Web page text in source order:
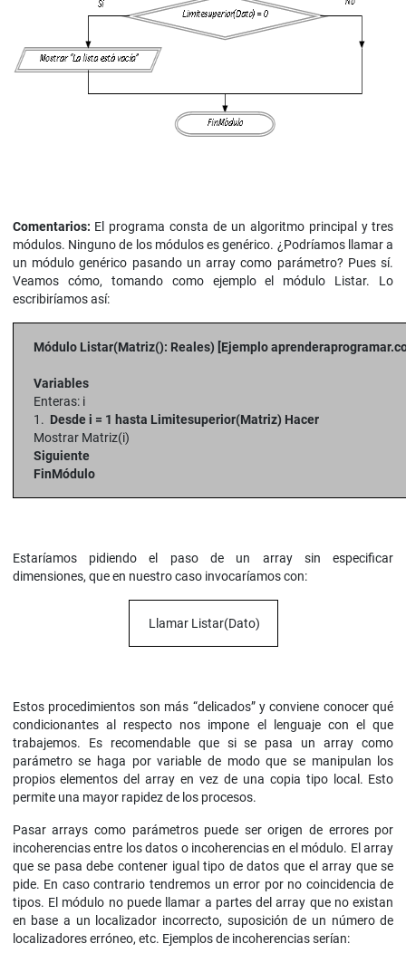
Comentarios: El programa consta de un algoritmo principal y tres
módulos. Ninguno de los módulos es genérico. ¿Podríamos llamar a
un módulo genérico pasando un array como parámetro? Pues sí.
Veamos cómo, tomando como ejemplo el módulo Listar. Lo
escribiríamos así:
Módulo Listar(Matriz(): Reales) [Ejemplo
Variables
Enteras: i
1. Desde i = 1 hasta Limitesuperior(Matriz) Hacer
Mostrar Matriz(i)
Siguiente
FinMódulo
Estaríamos pidiendo el paso de un array sin especificar
dimensiones, que en nuestro caso invocaríamos con:
Llamar Listar(Dato)
Estos procedimientos son más “delicados” y conviene conocer qué
condicionantes al respecto nos impone el lenguaje con el que
trabajemos. Es recomendable que si se pasa un array como
parámetro se haga por variable de modo que se manipulan los
propios elementos del array en vez de una copia tipo local. Esto
permite una mayor rapidez de los procesos.
Pasar arrays como parámetros puede ser origen de errores por
incoherencias entre los datos o incoherencias en el módulo. El array
que se pasa debe contener igual tipo de datos que el array que se
pide. En caso contrario tendremos un error por no coincidencia de
tipos. El módulo no puede llamar a partes del array que no existan
en base a un localizador incorrecto, suposición de un número de
localizadores erróneo, etc. Ejemplos de incoherencias serían: